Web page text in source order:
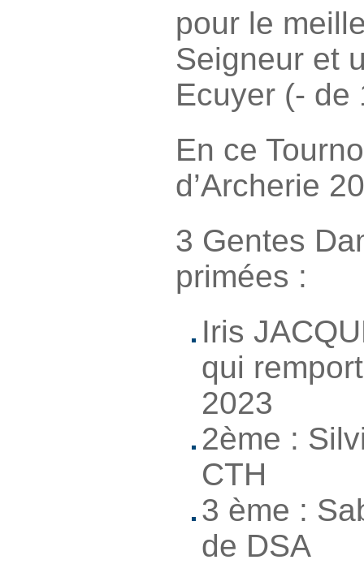
pour le
Seigneur et
Ecuyer (- de
En ce
d’Archerie
3 Gentes
primées :
Iris
qui
2023
2ème :
CTH
3 ème :
de DSA